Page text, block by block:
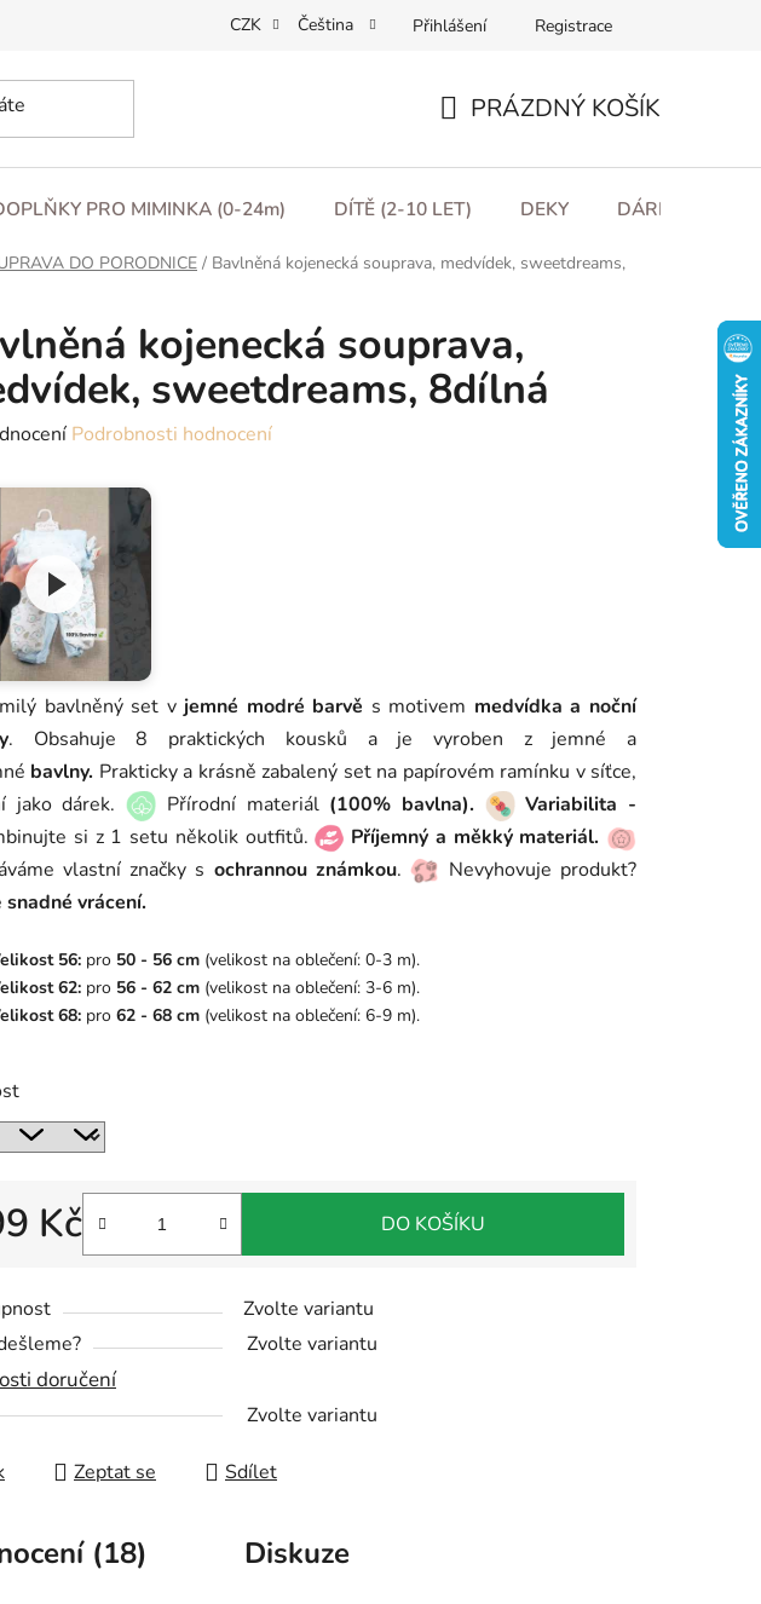
Obchodní podmínky Podmínky ochrany osobních údajů
CZK Čeština Přihlášení Registrace
KOŠÍK
PRÁZDNÝ KOŠÍK
PRO MIMINKA (0-24m) DÍTĚ (2-10 LET) DEKY DÁRKOVÉ
DO PORODNICE / Bavlněná kojenecká souprava, medvídek, sweetdreams,
kojenecká souprava,
sweetdreams, 8dílná
Podrobnosti hodnocení
bavlněný set v jemné modré barvě s motivem medvídka a noční
. Obsahuje 8 praktických kousků a je vyroben z jemné a
bavlny. Prakticky a krásně zabalený set na papírovém ramínku v síťce,
jako dárek.
Přírodní materiál (100% bavlna).
Variabilita -
si z 1 setu několik outfitů.
Příjemný a měkký materiál.
vlastní značky s ochrannou známkou.
Nevyhovuje produkt?
snadné vrácení.
56: pro 50 - 56 cm (velikost na oblečení: 0-3 m).
62: pro 56 - 62 cm (velikost na oblečení: 3-6 m).
68: pro 62 - 68 cm (velikost na oblečení: 6-9 m).
Zvolte variantu
Zvolte variantu
doručení
Zvolte variantu
Kč DO KOŠÍKU
Zeptat se Sdílet
(18) Diskuze